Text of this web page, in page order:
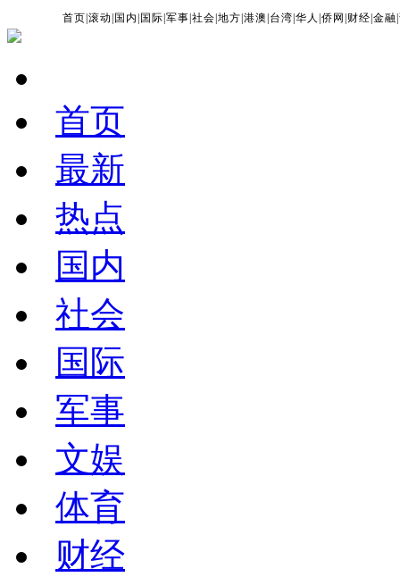
首页 |滚动 国内 国际 |军事 |社会 |地方 |港澳 台湾 |华人 |侨网 财经 |金融 |
首页
最新
热点
国内
社会
国际
军事
文娱
体育
财经